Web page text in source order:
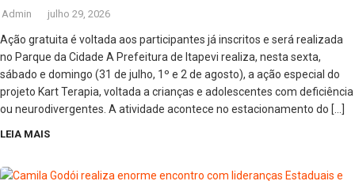
Admin julho 29, 2026
Ação gratuita é voltada aos participantes já inscritos e será realizada
no Parque da Cidade A Prefeitura de Itapevi realiza, nesta sexta,
sábado e domingo (31 de julho, 1º e 2 de agosto), a ação especial do
projeto Kart Terapia, voltada a crianças e adolescentes com deficiência
ou neurodivergentes. A atividade acontece no estacionamento do […]
LEIA MAIS